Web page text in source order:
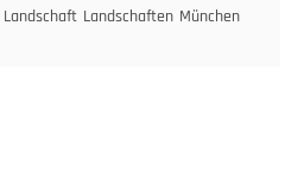
Landschaft Landschaften München